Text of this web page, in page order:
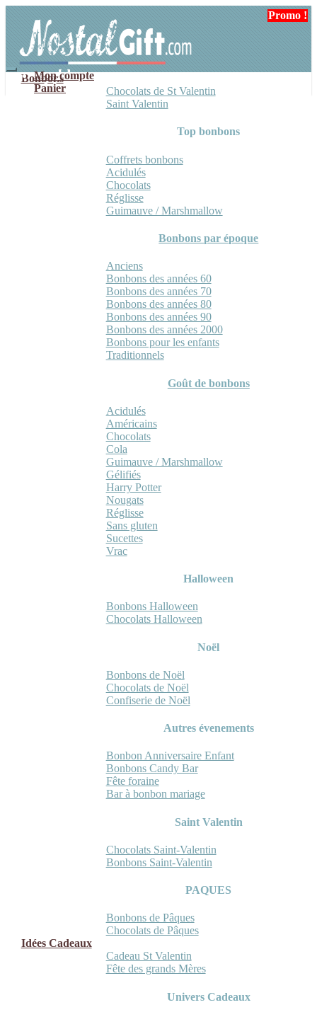
navigation
contenu
Mon compte
Panier
Bonbons
Chocolats de St Valentin
Saint Valentin
Top bonbons
Coffrets bonbons
Acidulés
Chocolats
Réglisse
Guimauve / Marshmallow
Bonbons par époque
Anciens
Bonbons des années 60
Bonbons des années 70
Bonbons des années 80
Bonbons des années 90
Bonbons des années 2000
Bonbons pour les enfants
Traditionnels
Goût de bonbons
Acidulés
Américains
Chocolats
Cola
Guimauve / Marshmallow
Gélifiés
Harry Potter
Nougats
Réglisse
Sans gluten
Sucettes
Vrac
Halloween
Bonbons Halloween
Chocolats Halloween
Noël
Bonbons de Noël
Chocolats de Noël
Confiserie de Noël
Autres évenements
Bonbon Anniversaire Enfant
Bonbons Candy Bar
Fête foraine
Bar à bonbon mariage
Saint Valentin
Chocolats Saint-Valentin
Bonbons Saint-Valentin
PAQUES
Bonbons de Pâques
Chocolats de Pâques
Idées Cadeaux
Cadeau St Valentin
Fête des grands Mères
Univers Cadeaux
Promo !
Promo !